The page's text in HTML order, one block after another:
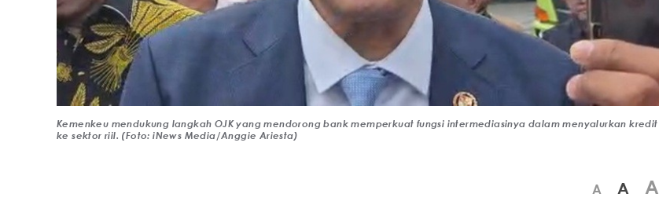
Kemenkeu mendukung langkah OJK yang mendorong bank memperkuat fungsi intermediasinya dalam menyalurkan kredit
ke sektor riil. (Foto: iNews Media/Anggie Ariesta)
A A A